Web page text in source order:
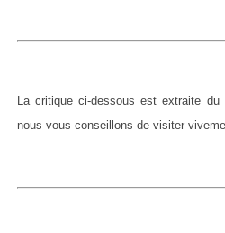
La critique ci-dessous est extraite
nous vous conseillons de visiter